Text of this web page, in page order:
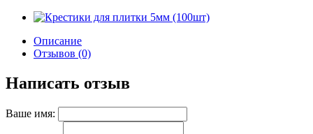
Описание
Отзывов (0)
Написать отзыв
Ваше имя: